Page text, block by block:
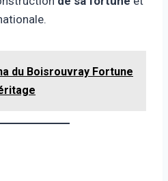
du Boisrouvray Fortune